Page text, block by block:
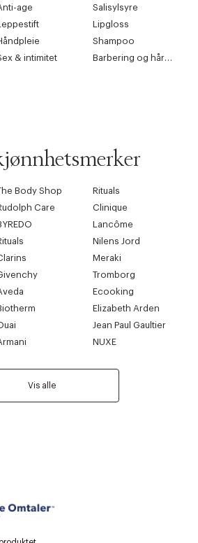
age
Salisylsyre
Lipgloss
Shampoo
& intimitet
Body Shop
Rituals
Care
Clinique
Lancôme
Nilens Jord
Meraki
Tromborg
Ecooking
Elizabeth Arden
Jean Paul Gaultier
NUXE
Vis alle